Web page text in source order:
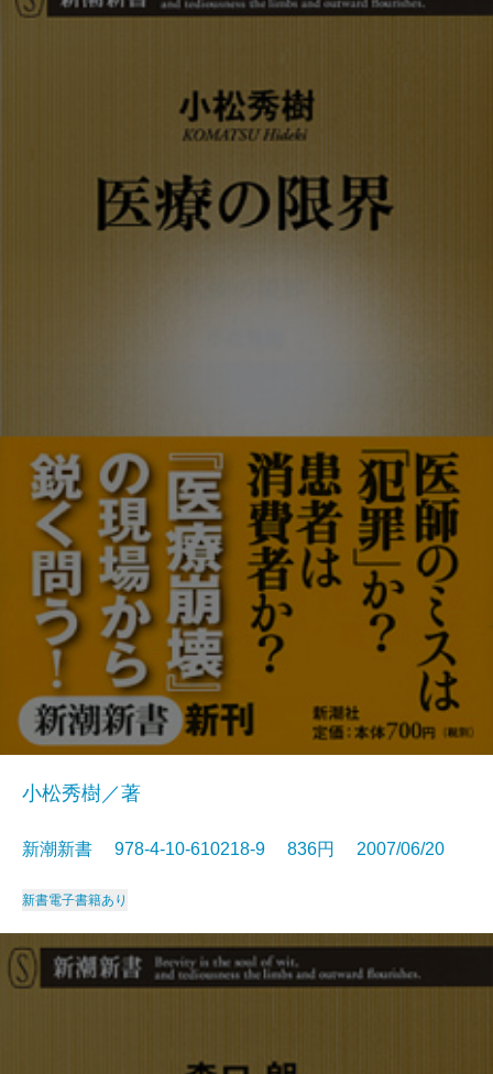
小松秀樹／著
新潮新書 978-4-10-610218-9 836円 2007/06/20
新書電子書籍あり